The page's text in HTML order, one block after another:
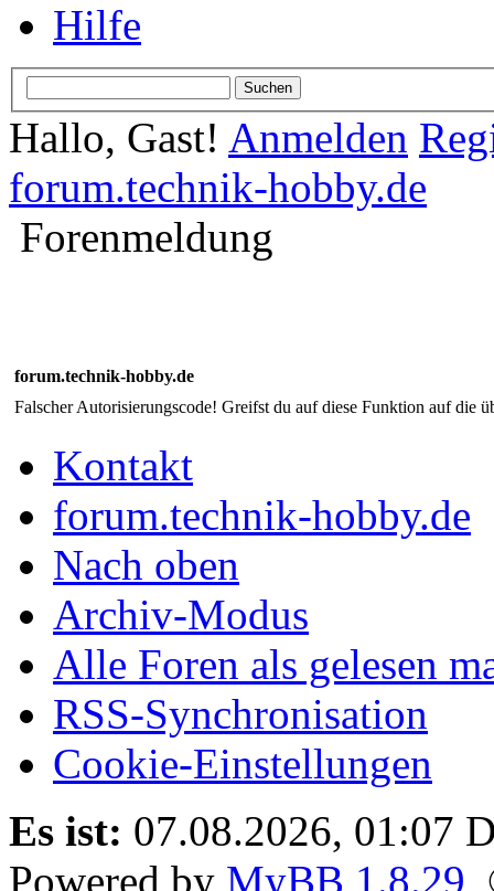
Hilfe
Hallo, Gast! Anmelden
forum.technik-hobby.de
Forenmeldung
forum.technik-hobby.de
Falscher Autorisierungscode! Greifst du auf diese Funktion auf die
Kontakt
forum.technik-hobby.de
Nach oben
Archiv-Modus
Alle Foren als gelesen
RSS-Synchronisation
Cookie-Einstellungen
Es ist: 07.08.2026, 01:07
Powered by MyBB 1.8.29